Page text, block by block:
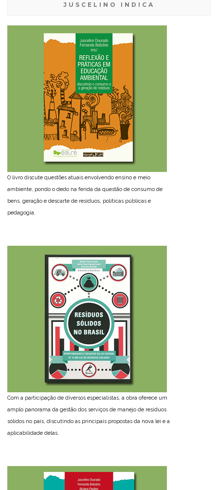
JUSCELINO INDICA
O livro discute questões atuais envolvendo ensino e meio
ambiente, pondo o dedo na ferida da questão de consumo de
bens, geração e descarte de resíduos, políticas públicas e
pedagogia.
Com a participação de diversos especialistas, a obra oferece um
amplo panorama da gestão dos serviços de manejo de resíduos
sólidos no país, discutindo as principais propostas da nova lei e a
aplicabilidade delas.